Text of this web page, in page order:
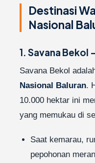
Destinasi
Nasional
1. Savana Bekol
Savana Bekol
Nasional Baluran.
10.000 hektar ini
yang memukau di
Saat kemarau,
pepohonan